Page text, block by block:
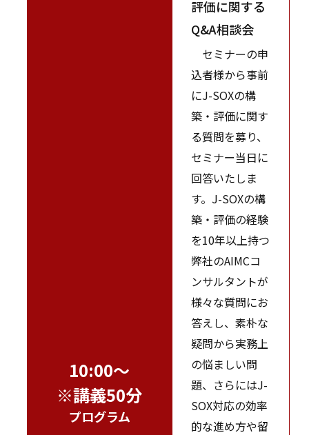
10:00～
※講義50分
プログラム
評価に関する
Q&A相談会
セミナーの申
込者様から事前
にJ-SOXの構
築・評価に関す
る質問を募り、
セミナー当日に
回答いたしま
す。J-SOXの構
築・評価の経験
を10年以上持つ
弊社のAIMCコ
ンサルタントが
様々な質問にお
答えし、素朴な
疑問から実務上
の悩ましい問
題、さらにはJ-
SOX対応の効率
的な進め方や留